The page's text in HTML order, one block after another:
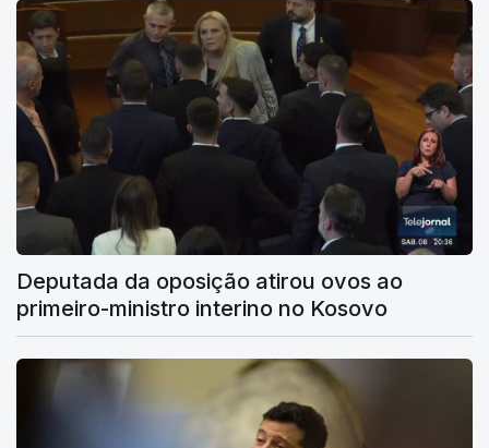
Deputada da oposição atirou ovos ao
primeiro-ministro interino no Kosovo